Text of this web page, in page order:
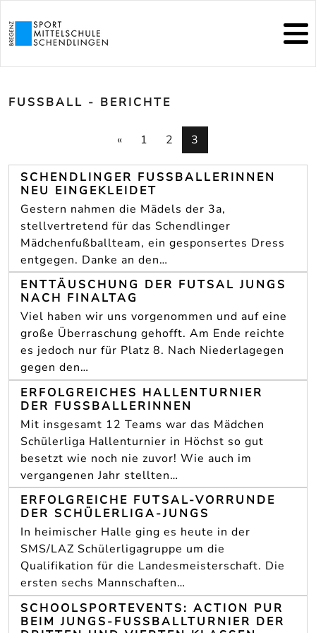
FUSSBALL - BERICHTE
« 1 2 3
SCHENDLINGER FUSSBALLERINNEN N
EU EINGEKLEIDET
Gestern nahmen die Mädels der 3a,
stellvertretend für das Schendlinger
Mädchenfußballteam, ein gesponsertes Dress
entgegen. Danke an den…
ENTTÄUSCHUNG DER FUTSAL JUNGS
NACH FINALTAG
Viel haben wir uns vorgenommen und auf eine
große Überraschung gehofft. Am Ende reichte
es jedoch nur für Platz 8. Nach Niederlagegen
gegen den…
ERFOLGREICHES HALLENTURNIER
DER FUSSBALLERINNEN
Mit insgesamt 12 Teams war das Mädchen
Schülerliga Hallenturnier in Höchst so gut
besetzt wie noch nie zuvor! Wie auch im
vergangenen Jahr stellten…
ERFOLGREICHE FUTSAL-VORRUNDE
DER SCHÜLERLIGA-JUNGS
In heimischer Halle ging es heute in der
SMS/LAZ Schülerligagruppe um die
Qualifikation für die Landesmeisterschaft. Die
ersten sechs Mannschaften…
SCHOOLSPORTEVENTS: ACTION PUR
BEIM JUNGS-FUSSBALLTURNIER DER D